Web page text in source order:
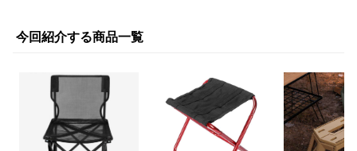
今回紹介する商品一覧